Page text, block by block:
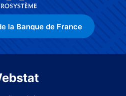
la Banque de France